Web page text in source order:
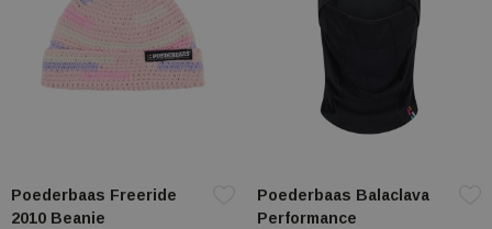
Poederbaas Freeride
2010 Beanie
Poederbaas Balaclava
Performance